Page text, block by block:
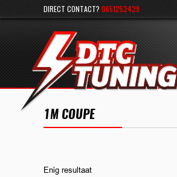
DIRECT CONTACT? 0651252429
1M COUPE
Enig resultaat